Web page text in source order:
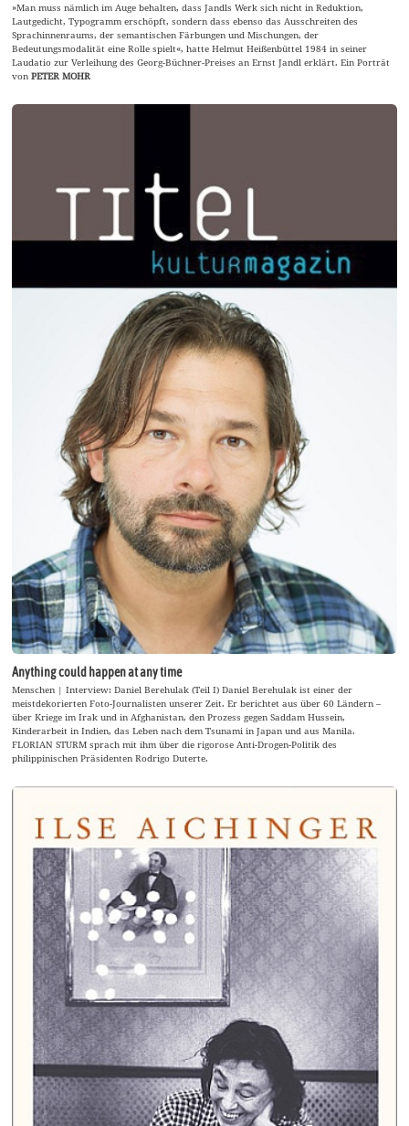
»Man muss nämlich im Auge behalten, dass Jandls Werk sich nicht in Reduktion,
Lautgedicht, Typogramm erschöpft, sondern dass ebenso das Ausschreiten des
Sprachinnenraums, der semantischen Färbungen und Mischungen, der
Bedeutungsmodalität eine Rolle spielt«, hatte Helmut Heißenbüttel 1984 in seiner
Laudatio zur Verleihung des Georg-Büchner-Preises an Ernst Jandl erklärt. Ein Porträt
vonPETER MOHR
Anything could happen at any time
Menschen | Interview: Daniel Berehulak (Teil I) Daniel Berehulak ist einer der
meistdekorierten Foto-Journalisten unserer Zeit. Er berichtet aus über 60 Ländern –
über Kriege im Irak und in Afghanistan, den Prozess gegen Saddam Hussein,
Kinderarbeit in Indien, das Leben nach dem Tsunami in Japan und aus Manila.
FLORIAN STURM sprach mit ihm über die rigorose Anti-Drogen-Politik des
philippinischen Präsidenten Rodrigo Duterte.